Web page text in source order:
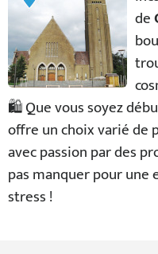
de
🛍️ Que vous soyez
offre un choix varié de
avec passion par des
pas manquer pour une
stress !